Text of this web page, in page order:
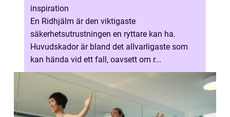
inspiration
En Ridhjälm är den viktigaste
säkerhetsutrustningen en ryttare kan ha.
Huvudskador är bland det allvarligaste som
kan hända vid ett fall, oavsett om r...